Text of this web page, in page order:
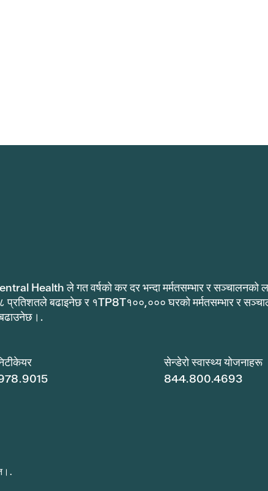
Health ले गत वर्षको कर दर भन्दा मर्मतसम्भार र सञ्चालनको
प्रतिशतले बढाइनेछ र १TP8T१००,००० घरको मर्मतसम्भार र
सेन्डेरो स्वास्थ्य योजनाहरू
844.800.4693